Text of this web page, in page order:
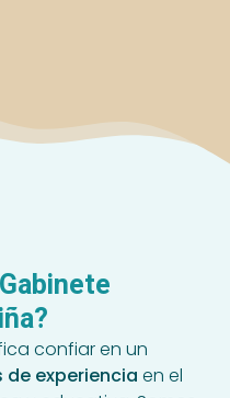
confiar en un
de experiencia en el